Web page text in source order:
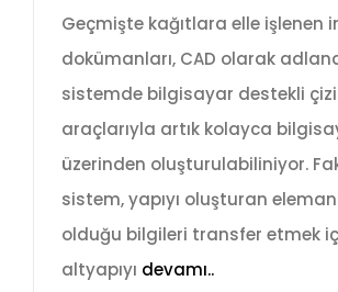
Geçmişte kağıtlara elle işlenen
dokümanları, CAD olarak
sistemde bilgisayar destekli
araçlarıyla artık kolayca
üzerinden oluşturulabiliniyor.
sistem, yapıyı oluşturan
olduğu bilgileri transfer etmek
altyapıyı devamı..